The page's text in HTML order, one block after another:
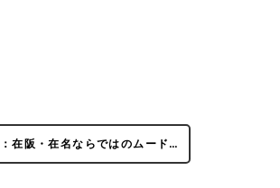
在阪・在名ならではのムード…